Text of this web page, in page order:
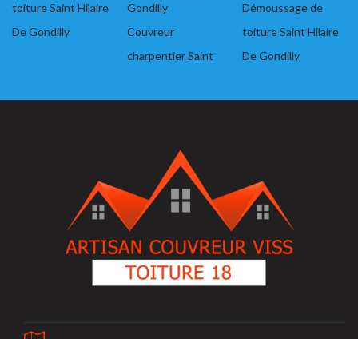
toiture Saint Hilaire
De Gondilly
Gondilly
Couvreur
charpentier Saint
Démoussage de
toiture Saint Hilaire
De Gondilly